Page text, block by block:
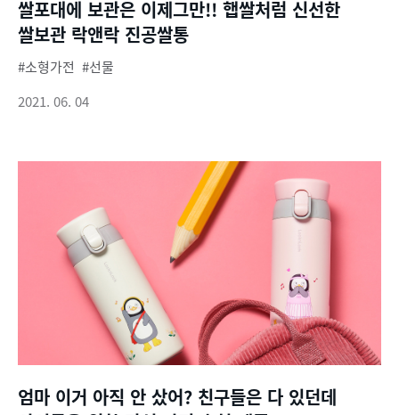
쌀포대에 보관은 이제그만!! 햅쌀처럼 신선한
쌀보관 락앤락 진공쌀통
소형가전
선물
2021. 06. 04
엄마 이거 아직 안 샀어? 친구들은 다 있던데